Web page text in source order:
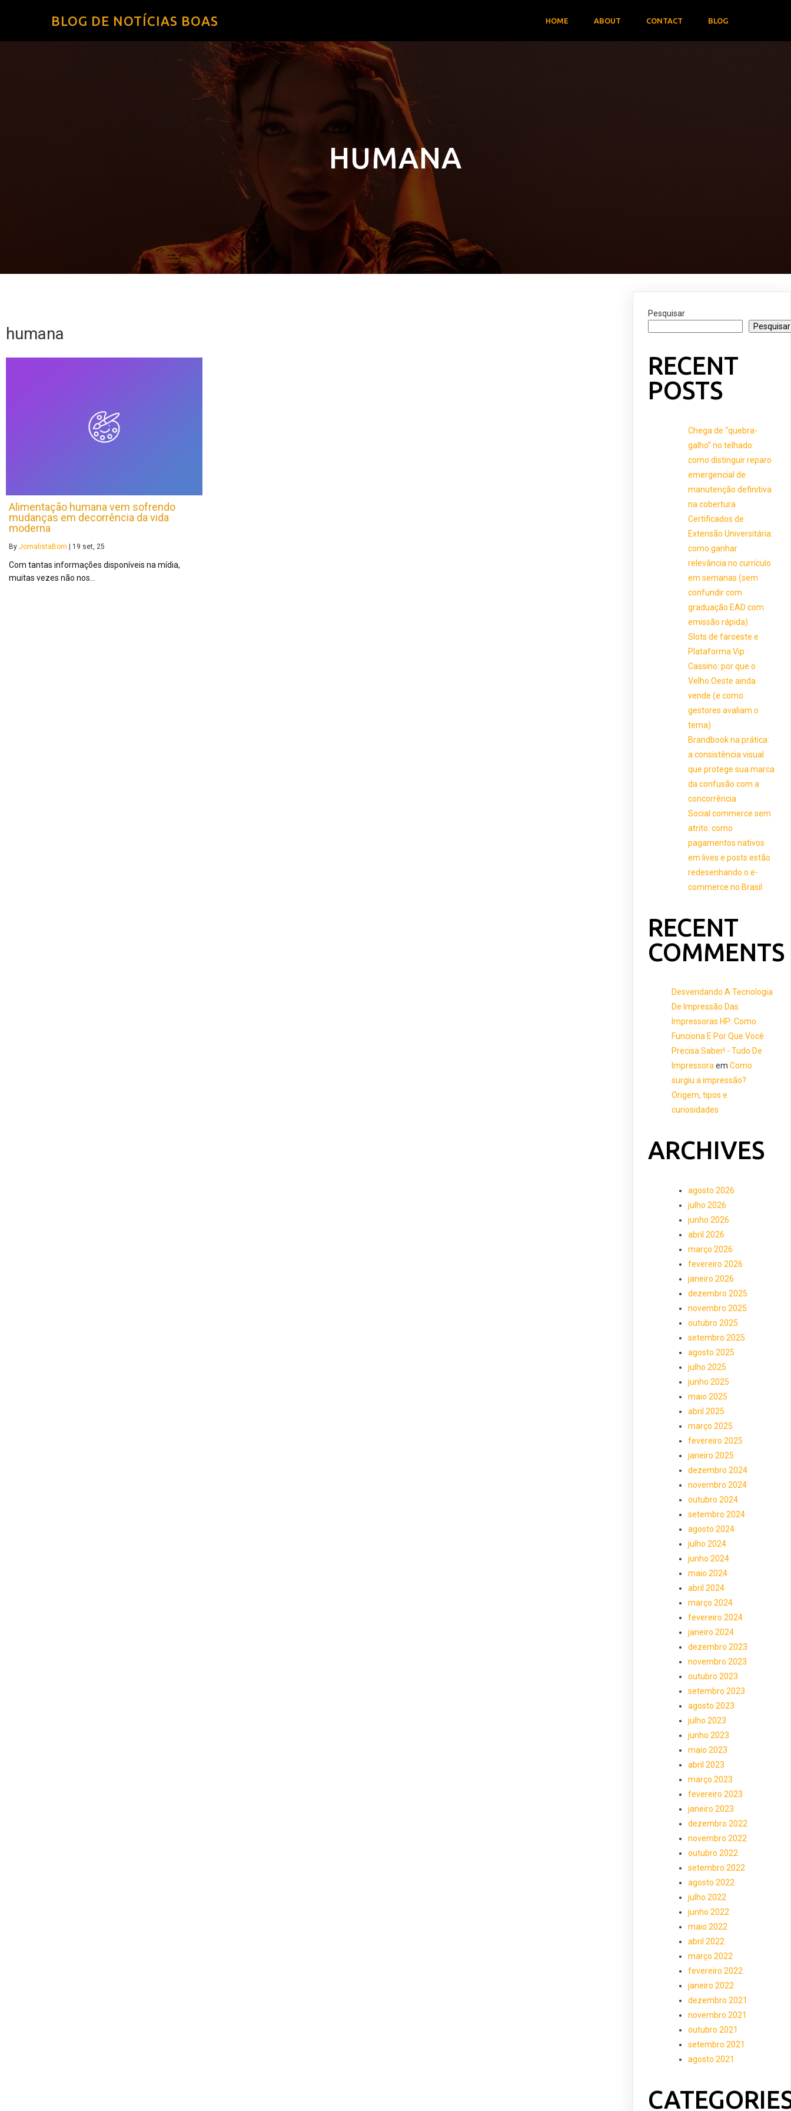
BLOG DE NOTÍCIAS BOAS HOME ABOUT CONTACT BLOG
HUMANA
humana
Alimentação humana vem sofrendo
mudanças em decorrência da vida
moderna
By JornalistaBom | 19 set, 25
Com tantas informações disponíveis na mídia,
muitas vezes não nos…
Pesquisar
Pesquisar
RECENT
POSTS
Chega de “quebra-
galho” no telhado:
como distinguir reparo
emergencial de
manutenção definitiva
na cobertura
Certificados de
Extensão Universitária:
como ganhar
relevância no currículo
em semanas (sem
confundir com
graduação EAD com
emissão rápida)
Slots de faroeste e
Plataforma Vip
Cassino: por que o
Velho Oeste ainda
vende (e como
gestores avaliam o
tema)
Brandbook na prática:
a consistência visual
que protege sua marca
da confusão com a
concorrência
Social commerce sem
atrito: como
pagamentos nativos
em lives e posts estão
redesenhando o e-
commerce no Brasil
RECENT
COMMENTS
Desvendando A Tecnologia
De Impressão Das
Impressoras HP: Como
Funciona E Por Que Você
Precisa Saber! - Tudo De
ImpressoraemComo
surgiu a impressão?
Origem, tipos e
curiosidades
ARCHIVES
agosto 2026
julho 2026
junho 2026
abril 2026
março 2026
fevereiro 2026
janeiro 2026
dezembro 2025
novembro 2025
outubro 2025
setembro 2025
agosto 2025
julho 2025
junho 2025
maio 2025
abril 2025
março 2025
fevereiro 2025
janeiro 2025
dezembro 2024
novembro 2024
outubro 2024
setembro 2024
agosto 2024
julho 2024
junho 2024
maio 2024
abril 2024
março 2024
fevereiro 2024
janeiro 2024
dezembro 2023
novembro 2023
outubro 2023
setembro 2023
agosto 2023
julho 2023
junho 2023
maio 2023
abril 2023
março 2023
fevereiro 2023
janeiro 2023
dezembro 2022
novembro 2022
outubro 2022
setembro 2022
agosto 2022
julho 2022
junho 2022
maio 2022
abril 2022
março 2022
fevereiro 2022
janeiro 2022
dezembro 2021
novembro 2021
outubro 2021
setembro 2021
agosto 2021